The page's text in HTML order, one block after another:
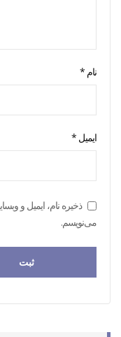
نام *
ایمیل *
ذخیره نام، ایمیل و
می‌نویسم.